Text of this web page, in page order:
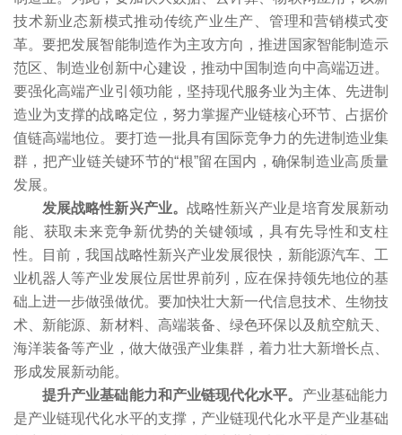
技术新业态新模式推动传统产业生产、管理和营销模式变
革。要把发展智能制造作为主攻方向，推进国家智能制造示
范区、制造业创新中心建设，推动中国制造向中高端迈进。
要强化高端产业引领功能，坚持现代服务业为主体、先进制
造业为支撑的战略定位，努力掌握产业链核心环节、占据价
值链高端地位。要打造一批具有国际竞争力的先进制造业集
群，把产业链关键环节的“根”留在国内，确保制造业高质量
发展。
发展战略性新兴产业。 战略性新兴产业是培育发展新动
能、获取未来竞争新优势的关键领域，具有先导性和支柱
性。目前，我国战略性新兴产业发展很快，新能源汽车、工
业机器人等产业发展位居世界前列，应在保持领先地位的基
础上进一步做强做优。要加快壮大新一代信息技术、生物技
术、新能源、新材料、高端装备、绿色环保以及航空航天、
海洋装备等产业，做大做强产业集群，着力壮大新增长点、
形成发展新动能。
提升产业基础能力和产业链现代化水平。 产业基础能力
是产业链现代化水平的支撑，产业链现代化水平是产业基础